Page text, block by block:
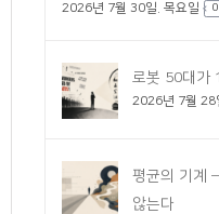
2026년 7월 30일. 목요일 0
로봇 50대가
2026년 7월 28
평균의 기계
않는다